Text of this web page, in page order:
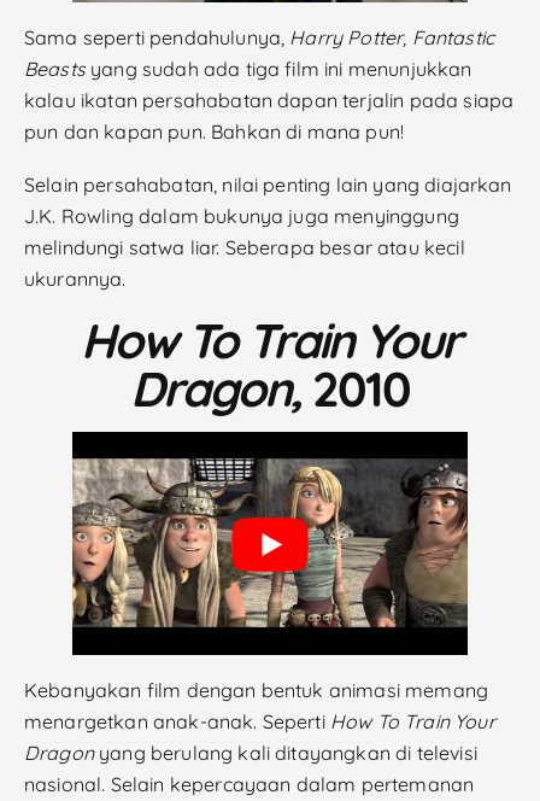
Sama seperti pendahulunya, Harry Potter, Fantastic
Beasts yang sudah ada tiga film ini menunjukkan
kalau ikatan persahabatan dapan terjalin pada siapa
pun dan kapan pun. Bahkan di mana pun!
Selain persahabatan, nilai penting lain yang diajarkan
J.K. Rowling dalam bukunya juga menyinggung
melindungi satwa liar. Seberapa besar atau kecil
ukurannya.
How To Train Your
Dragon, 2010
Kebanyakan film dengan bentuk animasi memang
menargetkan anak-anak. Seperti How To Train Your
Dragonyang berulang kali ditayangkan di televisi
nasional. Selain kepercayaan dalam pertemanan